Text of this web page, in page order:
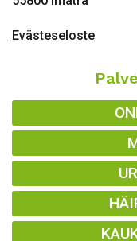
Evästeseloste